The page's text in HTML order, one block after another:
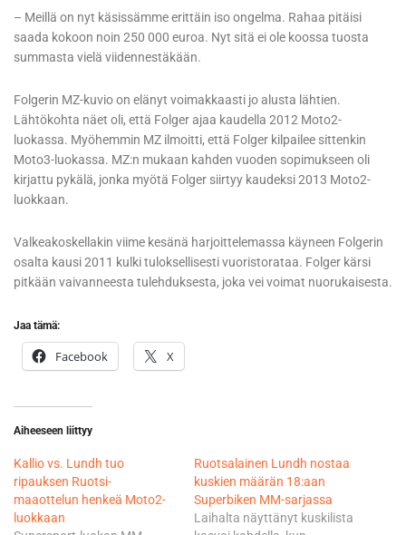
– Meillä on nyt käsissämme erittäin iso ongelma. Rahaa pitäisi
saada kokoon noin 250 000 euroa. Nyt sitä ei ole koossa tuosta
summasta vielä viidennestäkään.
Folgerin MZ-kuvio on elänyt voimakkaasti jo alusta lähtien.
Lähtökohta näet oli, että Folger ajaa kaudella 2012 Moto2-
luokassa. Myöhemmin MZ ilmoitti, että Folger kilpailee sittenkin
Moto3-luokassa. MZ:n mukaan kahden vuoden sopimukseen oli
kirjattu pykälä, jonka myötä Folger siirtyy kaudeksi 2013 Moto2-
luokkaan.
Valkeakoskellakin viime kesänä harjoittelemassa käyneen Folgerin
osalta kausi 2011 kulki tuloksellisesti vuoristorataa. Folger kärsi
pitkään vaivanneesta tulehduksesta, joka vei voimat nuorukaisesta.
Jaa tämä:
Facebook X
Aiheeseen liittyy
Kallio vs. Lundh tuo
ripauksen Ruotsi-
maaottelun henkeä Moto2-
luokkaan
Ruotsalainen Lundh nostaa
kuskien määrän 18:aan
Superbiken MM-sarjassa
Laihalta näyttänyt kuskilista